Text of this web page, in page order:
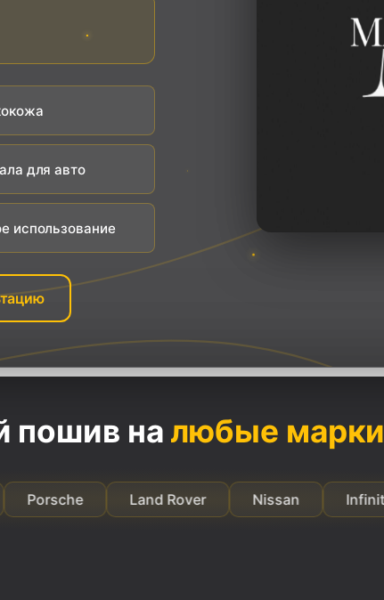
для авто
использование
пошив на любые марки
Land Rover Nissan Infiniti